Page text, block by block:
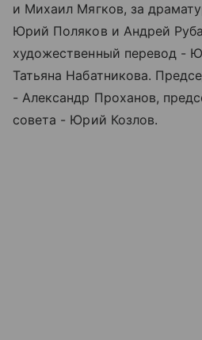
и Михаил Мягков, за
Юрий Поляков и Андрей
художественный перевод -
Татьяна Набатникова.
- Александр Проханов,
совета - Юрий Козлов.